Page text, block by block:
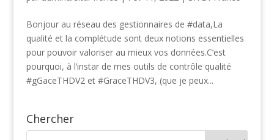
Bonjour au réseau des gestionnaires de #data,La
qualité et la complétude sont deux notions essentielles
pour pouvoir valoriser au mieux vos données.C’est
pourquoi, à l’instar de mes outils de contrôle qualité
#gGaceTHDV2 et #GraceTHDV3, (que je peux...
Chercher